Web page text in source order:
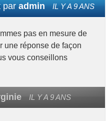
paradmin IL Y A 9 ANS
pas en mesure de
une réponse de façon
vous conseillons
IL Y A 9 ANS